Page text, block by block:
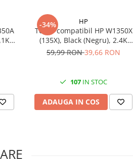
-34% HP
Toner compatibil HP W1350X
(135X), Black (Negru), 2.4K
pagini
59,99 RON39,66 RON
107 IN STOC
ADAUGA IN COS